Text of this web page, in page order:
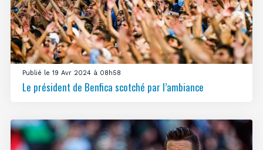
Publié le 19 Avr 2024 à 08h58
Le président de Benfica scotché par l’ambiance